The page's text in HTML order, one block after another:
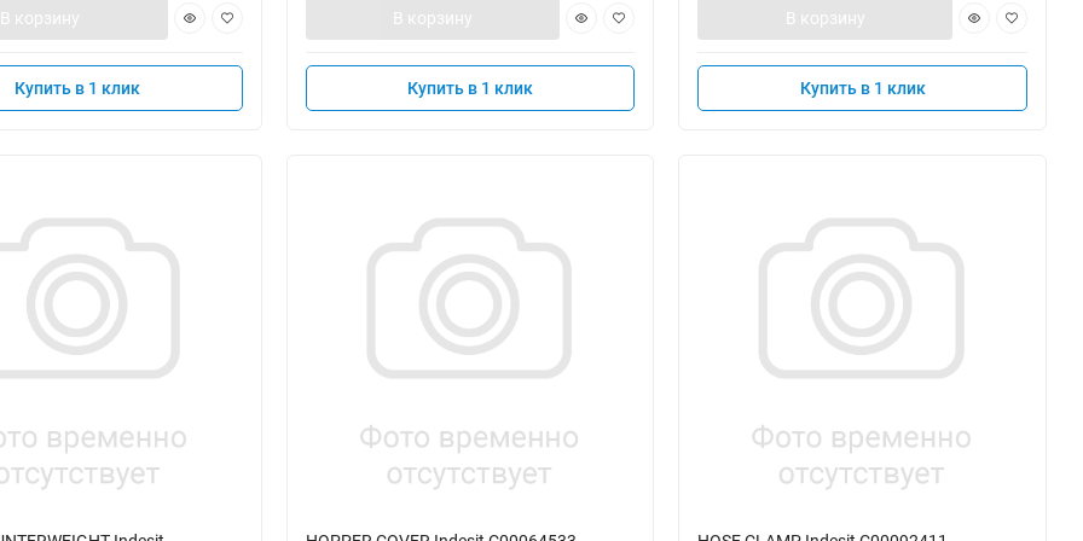
В корзину
Купить в 1 клик
В корзину
Купить в 1 клик
В корзину
Купить в 1 клик